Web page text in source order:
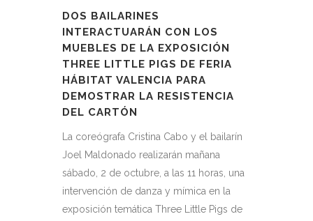
DOS BAILARINES
INTERACTUARÁN CON LOS
MUEBLES DE LA EXPOSICIÓN
THREE LITTLE PIGS DE FERIA
HÁBITAT VALENCIA PARA
DEMOSTRAR LA RESISTENCIA
DEL CARTÓN
La coreógrafa Cristina Cabo y el bailarín
Joel Maldonado realizarán mañana
sábado, 2 de octubre, a las 11 horas, una
intervención de danza y mímica en la
exposición temática Three Little Pigs de